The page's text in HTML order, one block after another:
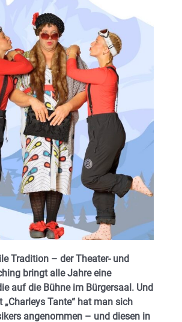
Tradition – der Theater- und
bringt alle Jahre eine
auf die Bühne im Bürgersaal. Und
„Charleys Tante“ hat man sich
angenommen – und diesen in